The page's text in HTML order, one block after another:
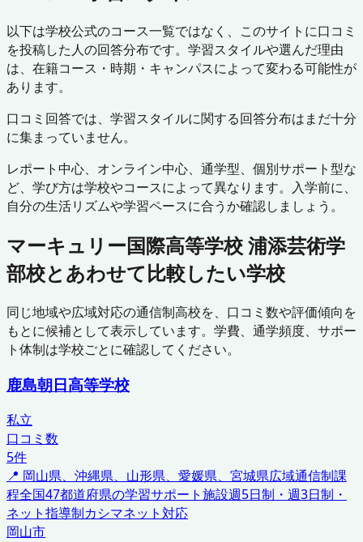
以下は学校公式のコース一覧ではなく、このサイトに口コミ
を投稿した人の回答分布です。学習スタイルや選んだ理由
は、在籍コース・時期・キャンパスによって変わる可能性が
あります。
口コミ回答では、学習スタイルに関する回答分布はまだ十分
に集まっていません。
レポート中心、オンライン中心、通学型、個別サポート型な
ど、学び方は学校やコースによって異なります。入学前に、
自分の生活リズムや学習ペースに合うか確認しましょう。
マーキュリー国際高等学校 浦添芸術学
部校とあわせて比較したい学校
同じ地域や広域対応の通信制高校を、口コミ数や評価傾向を
もとに候補として表示しています。学費、通学頻度、サポー
ト体制は学校ごとに確認してください。
鹿島朝日高等学校
私立
口コミ数
5件
📍 岡山県、沖縄県、山形県、愛媛県、宮城県広域通信制課
程全国47都道府県の学習サポート施設週5日制・週3日制・
ネット指導制カシマネット対応
岡山市